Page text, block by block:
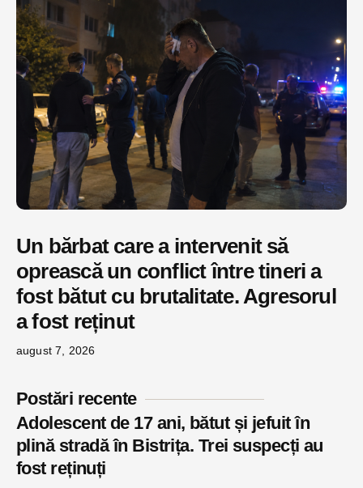
Un bărbat care a intervenit să
oprească un conflict între tineri a
fost bătut cu brutalitate. Agresorul
a fost reținut
august 7, 2026
Postări recente
Adolescent de 17 ani, bătut și jefuit în
plină stradă în Bistrița. Trei suspecți au
fost reținuți